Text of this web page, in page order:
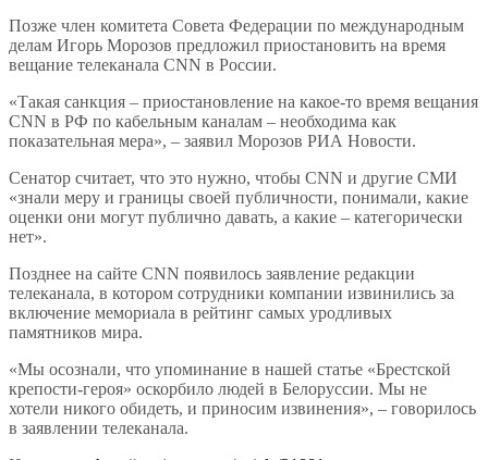
Позже член комитета Совета Федерации по международным
делам Игорь Морозов предложил приостановить на время
вещание телеканала СNN в России.
«Такая санкция – приостановление на какое-то время вещания
CNN в РФ по кабельным каналам – необходима как
показательная мера», – заявил Морозов РИА Новости.
Сенатор считает, что это нужно, чтобы CNN и другие СМИ
«знали меру и границы своей публичности, понимали, какие
оценки они могут публично давать, а какие – категорически
нет».
Позднее на сайте CNN появилось заявление редакции
телеканала, в котором сотрудники компании извинились за
включение мемориала в рейтинг самых уродливых
памятников мира.
«Мы осознали, что упоминание в нашей статье «Брестской
крепости-героя» оскорбило людей в Белоруссии. Мы не
хотели никого обидеть, и приносим извинения», – говорилось
в заявлении телеканала.